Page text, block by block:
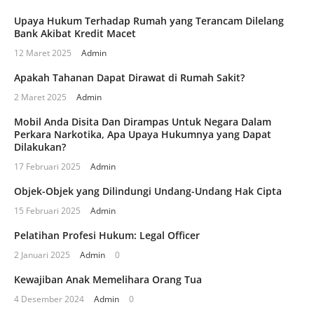
Upaya Hukum Terhadap Rumah yang Terancam Dilelang
Bank Akibat Kredit Macet
12 Maret 2025 Admin
Apakah Tahanan Dapat Dirawat di Rumah Sakit?
2 Maret 2025 Admin
Mobil Anda Disita Dan Dirampas Untuk Negara Dalam
Perkara Narkotika, Apa Upaya Hukumnya yang Dapat
Dilakukan?
17 Februari 2025 Admin
Objek-Objek yang Dilindungi Undang-Undang Hak Cipta
15 Februari 2025 Admin
Pelatihan Profesi Hukum: Legal Officer
2 Januari 2025 Admin 0
Kewajiban Anak Memelihara Orang Tua
4 Desember 2024 Admin 0